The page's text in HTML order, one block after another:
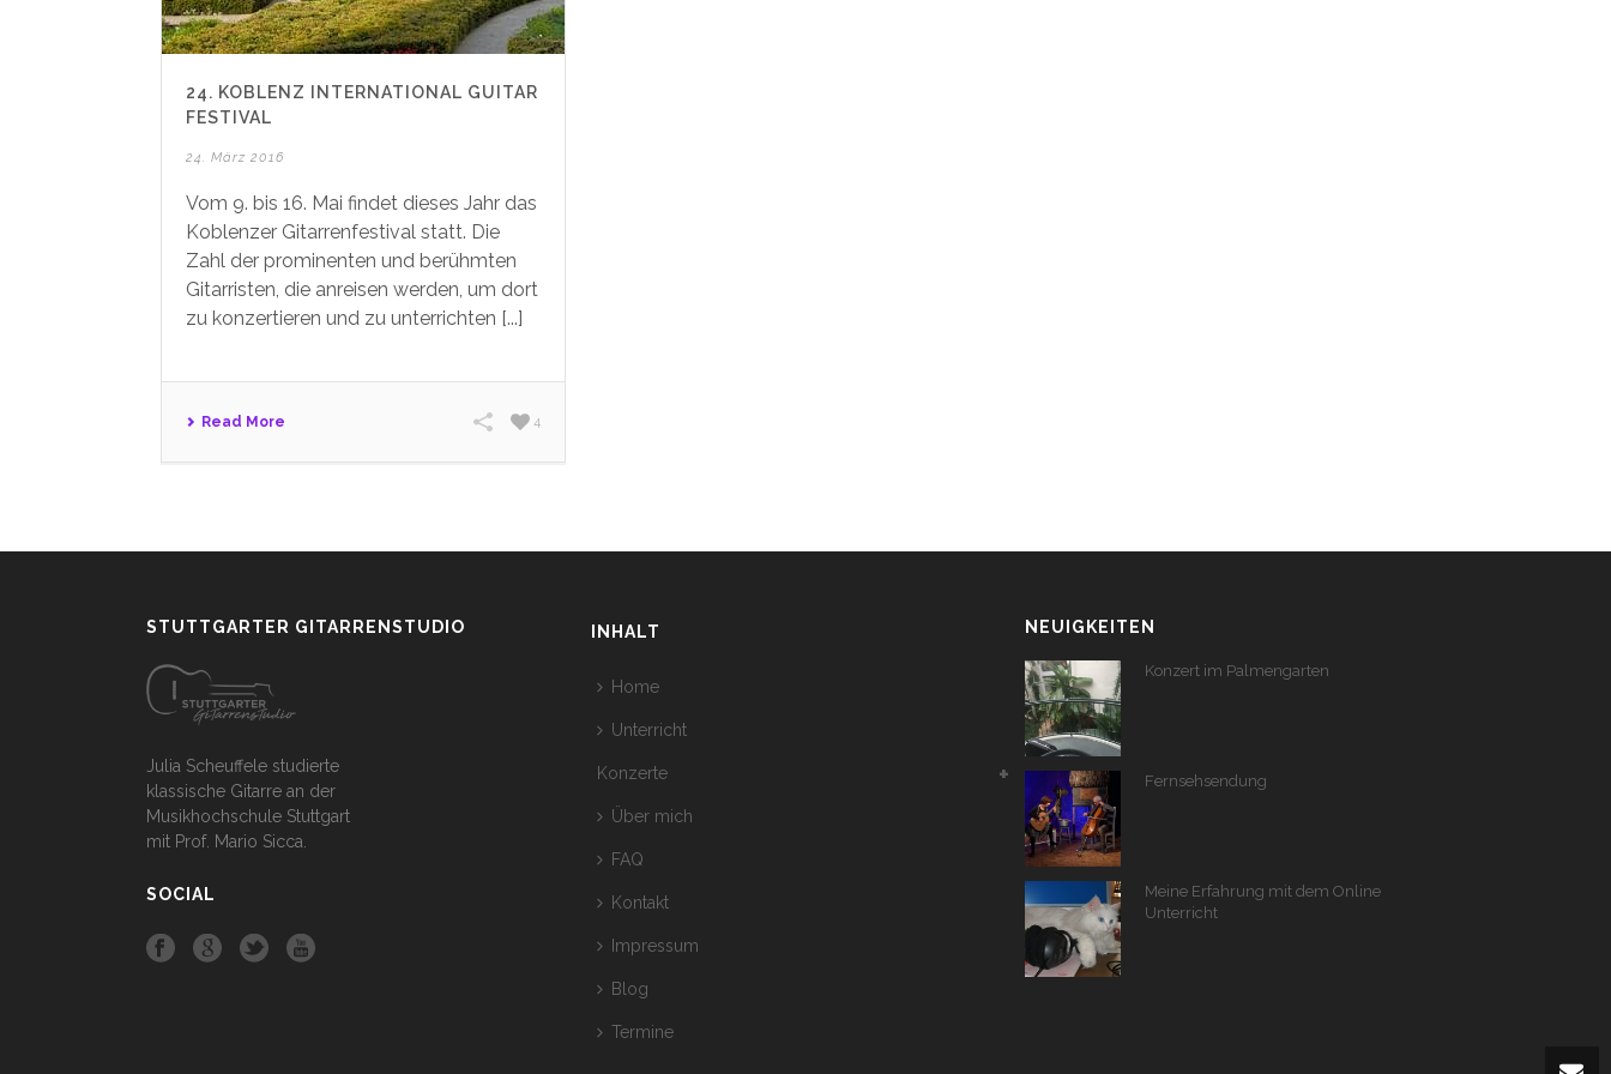
24. KOBLENZ INTERNATIONAL GUITAR
FESTIVAL
24. März 2016
Vom 9. bis 16. Mai findet dieses Jahr das
Koblenzer Gitarrenfestival statt. Die
Zahl der prominenten und berühmten
Gitarristen, die anreisen werden, um dort
zu konzertieren und zu unterrichten [...]
Read More 4
STUTTGARTER GITARRENSTUDIO
Julia Scheuffele studierte
klassische Gitarre an der
Musikhochschule Stuttgart
mit Prof. Mario Sicca.
SOCIAL
INHALT
Home
Unterricht
Konzerte
Über mich
FAQ
Kontakt
Impressum
Blog
Termine
NEUIGKEITEN
Konzert im Palmengarten
Fernsehsendung
Meine Erfahrung mit dem Online
Unterricht